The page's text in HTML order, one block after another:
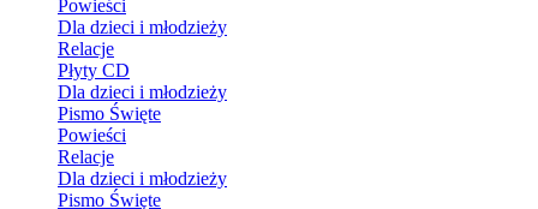
Powieści
Dla dzieci i młodzieży
Relacje
Płyty CD
Dla dzieci i młodzieży
Pismo Święte
Powieści
Relacje
Dla dzieci i młodzieży
Pismo Święte